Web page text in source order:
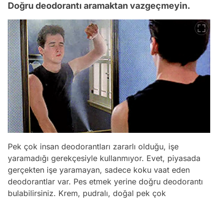
Doğru deodorantı aramaktan vazgeçmeyin.
Pek çok insan deodorantları zararlı olduğu, işe
yaramadığı gerekçesiyle kullanmıyor. Evet, piyasada
gerçekten işe yaramayan, sadece koku vaat eden
deodorantlar var. Pes etmek yerine doğru deodorantı
bulabilirsiniz. Krem, pudralı, doğal pek çok